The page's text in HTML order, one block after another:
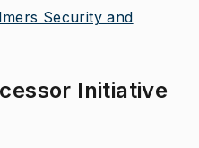
Security and
Initiative